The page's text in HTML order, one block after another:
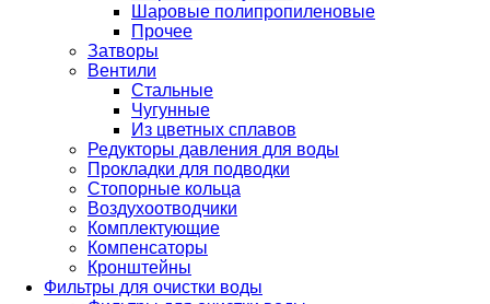
Шаровые полипропиленовые
Прочее
Затворы
Вентили
Стальные
Чугунные
Из цветных сплавов
Редукторы давления для воды
Прокладки для подводки
Стопорные кольца
Воздухоотводчики
Комплектующие
Компенсаторы
Кронштейны
Фильтры для очистки воды